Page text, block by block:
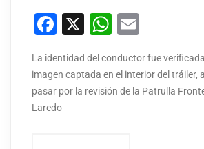
Facebook
X WhatsApp
La identidad del conductor fue
imagen captada en el interior del tráiler,
pasar por la revisión de la Patrulla
Laredo